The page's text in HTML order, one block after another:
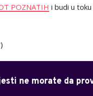
POZNATIH i budi u
ne morate da